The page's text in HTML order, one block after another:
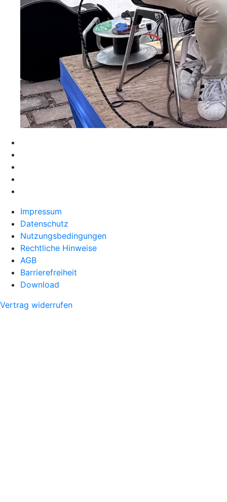
Impressum
Datenschutz
Nutzungsbedingungen
Rechtliche Hinweise
AGB
Barrierefreiheit
Download
Vertrag widerrufen